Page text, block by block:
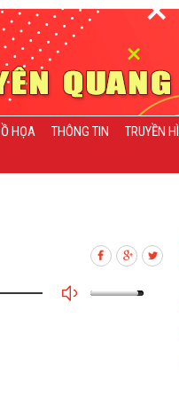
HỌA THÔNG TIN TRUYỀN